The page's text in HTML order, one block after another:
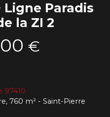
Ligne Paradis
la ZI 2
€
97410
760 m² - Saint-Pierre